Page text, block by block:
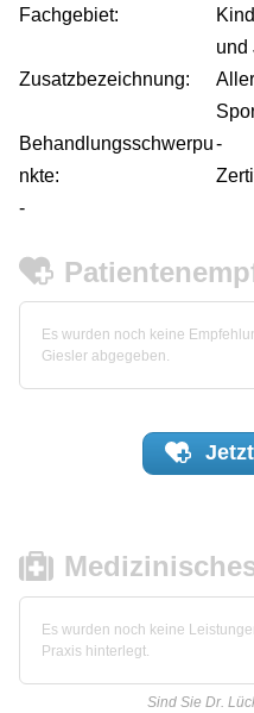
Fachgebiet:
und
Zusatzbezeichnung:
Behandlungsschwerpu
nkte:
-
-
Es wurden noch keine
Giesler abgegeben.
Jetzt
Es wurden noch keine
Praxis hinterlegt.
Sind Sie Dr.